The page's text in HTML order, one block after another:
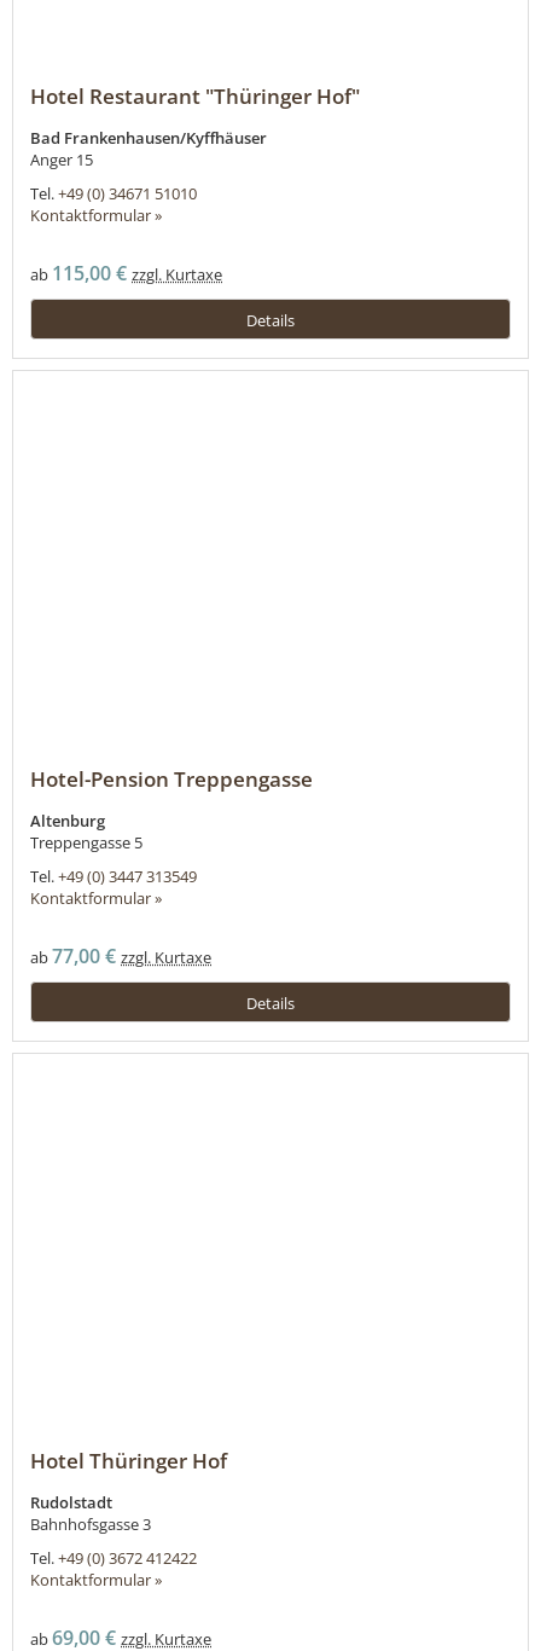
Hotel Restaurant "Thüringer Hof"
Bad Frankenhausen/Kyffhäuser
Anger 15
Tel.+49 (0) 34671 51010
Kontaktformular »
ab 115,00 € zzgl. Kurtaxe
Details
Hotel-Pension Treppengasse
Altenburg
Treppengasse 5
Tel.+49 (0) 3447 313549
Kontaktformular »
ab77,00 € zzgl. Kurtaxe
Details
Hotel Thüringer Hof
Rudolstadt
Bahnhofsgasse 3
Tel.+49 (0) 3672 412422
Kontaktformular »
ab69,00 € zzgl. Kurtaxe